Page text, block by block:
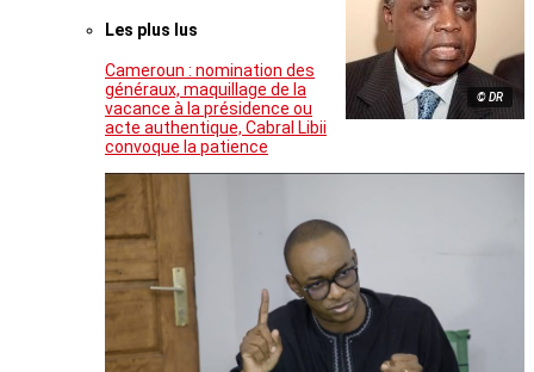
© DR
Les plus lus
Cameroun : nomination des
généraux, maquillage de la
vacance à la présidence ou
acte authentique, Cabral Libii
convoque la patience